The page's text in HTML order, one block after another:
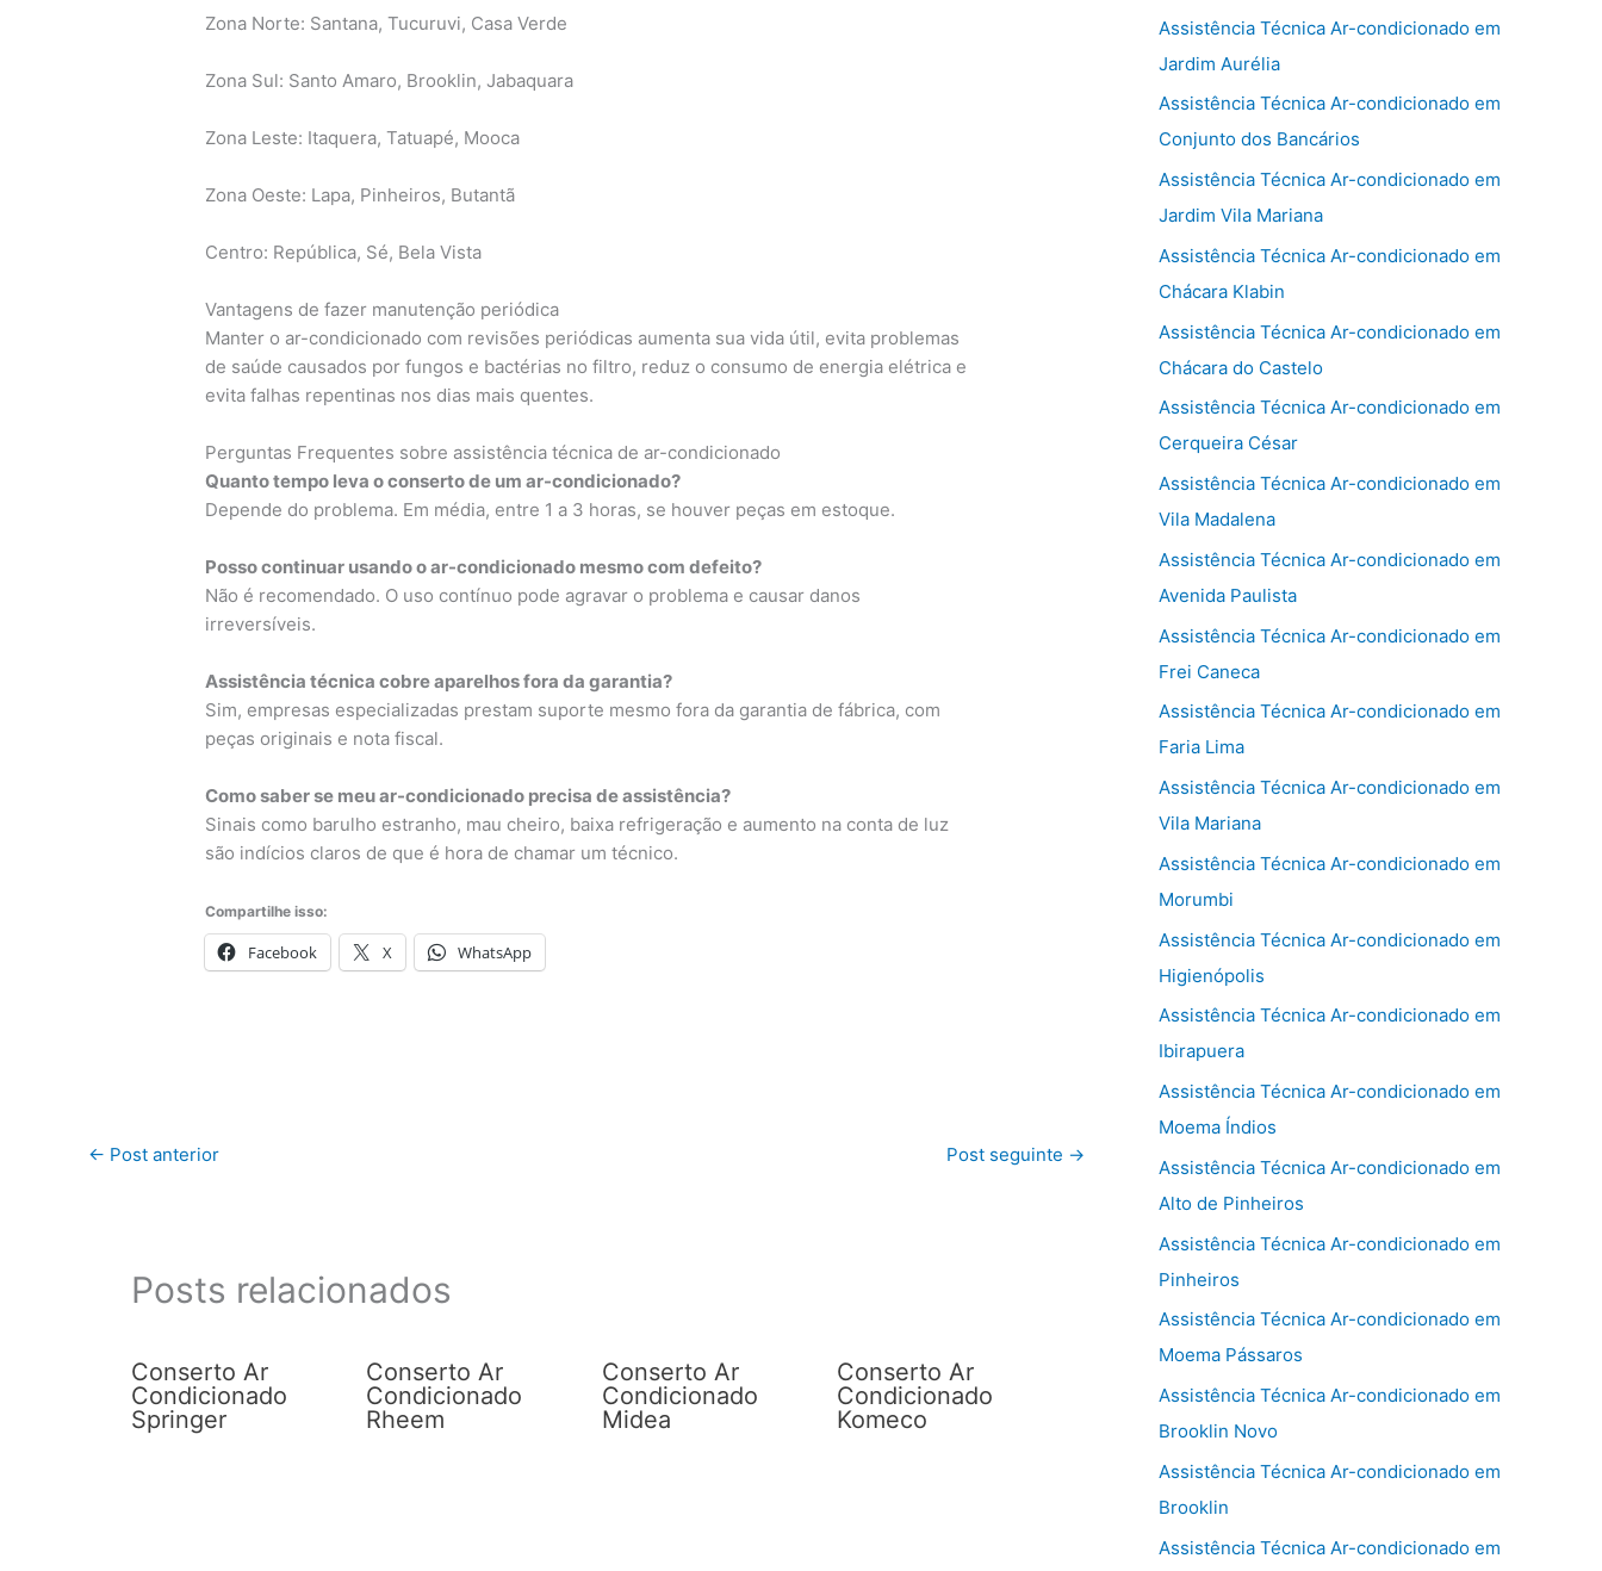
Zona Norte: Santana, Tucuruvi, Casa Verde
Zona Sul: Santo Amaro, Brooklin, Jabaquara
Zona Leste: Itaquera, Tatuapé, Mooca
Zona Oeste: Lapa, Pinheiros, Butantã
Centro: República, Sé, Bela Vista
Vantagens de fazer manutenção periódica
Manter o ar-condicionado com revisões periódicas aumenta sua vida útil, evita problemas
de saúde causados por fungos e bactérias no filtro, reduz o consumo de energia elétrica e
evita falhas repentinas nos dias mais quentes.
Perguntas Frequentes sobre assistência técnica de ar-condicionado
Quanto tempo leva o conserto de um ar-condicionado?
Depende do problema. Em média, entre 1 a 3 horas, se houver peças em estoque.
Posso continuar usando o ar-condicionado mesmo com defeito?
Não é recomendado. O uso contínuo pode agravar o problema e causar danos
irreversíveis.
Assistência técnica cobre aparelhos fora da garantia?
Sim, empresas especializadas prestam suporte mesmo fora da garantia de fábrica, com
peças originais e nota fiscal.
Como saber se meu ar-condicionado precisa de assistência?
Sinais como barulho estranho, mau cheiro, baixa refrigeração e aumento na conta de luz
são indícios claros de que é hora de chamar um técnico.
Compartilhe isso:
Facebook X WhatsApp
← Post anterior Post seguinte →
Posts relacionados
Conserto Ar
Condicionado
Springer
Conserto Ar
Condicionado
Rheem
Conserto Ar
Condicionado
Midea
Conserto Ar
Condicionado
Komeco
Assistência Técnica Ar-condicionado em
Jardim Aurélia
Assistência Técnica Ar-condicionado em
Conjunto dos Bancários
Assistência Técnica Ar-condicionado em
Jardim Vila Mariana
Assistência Técnica Ar-condicionado em
Chácara Klabin
Assistência Técnica Ar-condicionado em
Chácara do Castelo
Assistência Técnica Ar-condicionado em
Cerqueira César
Assistência Técnica Ar-condicionado em
Vila Madalena
Assistência Técnica Ar-condicionado em
Avenida Paulista
Assistência Técnica Ar-condicionado em
Frei Caneca
Assistência Técnica Ar-condicionado em
Faria Lima
Assistência Técnica Ar-condicionado em
Vila Mariana
Assistência Técnica Ar-condicionado em
Morumbi
Assistência Técnica Ar-condicionado em
Higienópolis
Assistência Técnica Ar-condicionado em
Ibirapuera
Assistência Técnica Ar-condicionado em
Moema Índios
Assistência Técnica Ar-condicionado em
Alto de Pinheiros
Assistência Técnica Ar-condicionado em
Pinheiros
Assistência Técnica Ar-condicionado em
Moema Pássaros
Assistência Técnica Ar-condicionado em
Brooklin Novo
Assistência Técnica Ar-condicionado em
Brooklin
Assistência Técnica Ar-condicionado em